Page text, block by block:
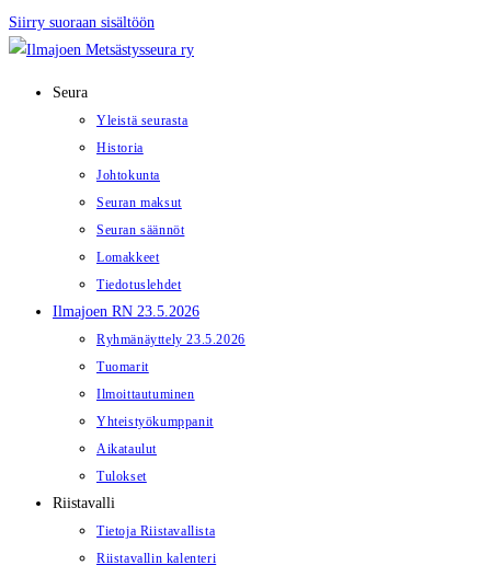
Siirry suoraan sisältöön
Seura
Yleistä seurasta
Historia
Johtokunta
Seuran maksut
Seuran säännöt
Lomakkeet
Tiedotuslehdet
Ilmajoen RN 23.5.2026
Ryhmänäyttely 23.5.2026
Tuomarit
Ilmoittautuminen
Yhteistyökumppanit
Aikataulut
Tulokset
Riistavalli
Tietoja Riistavallista
Riistavallin kalenteri